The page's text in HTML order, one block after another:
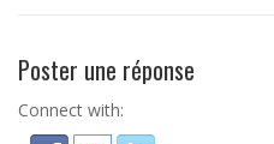
Poster une réponse
Connect with: